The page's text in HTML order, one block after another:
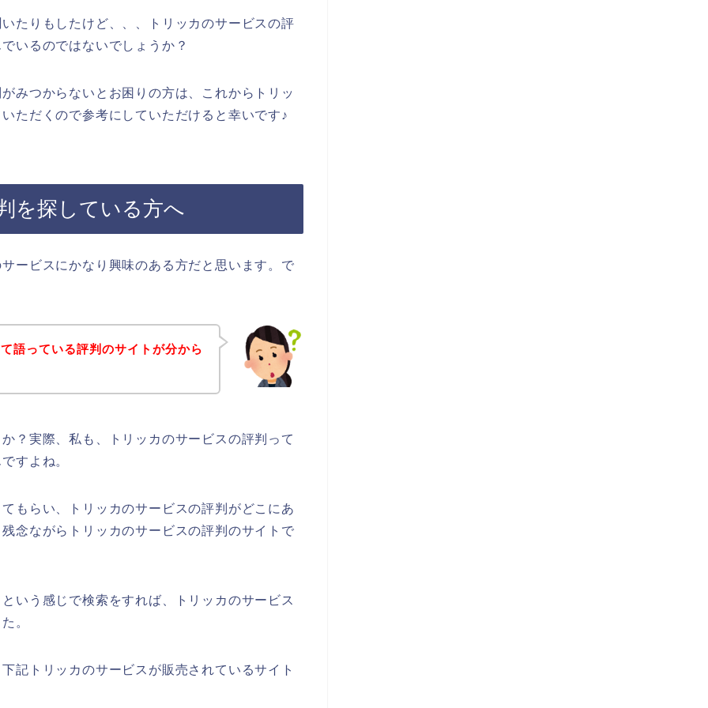
たりもしたけど、、、トリッカのサービスの評
いるのではないでしょうか？
みつからないとお困りの方は、これからトリッ
ただくので参考にしていただけると幸いです♪
を探している方へ
ービスにかなり興味のある方だと思います。で
語っている評判のサイトが分から
？実際、私も、トリッカのサービスの評判って
すよね。
もらい、トリッカのサービスの評判がどこにあ
念ながらトリッカのサービスの評判のサイトで
いう感じで検索をすれば、トリッカのサービス
。
記トリッカのサービスが販売されているサイト